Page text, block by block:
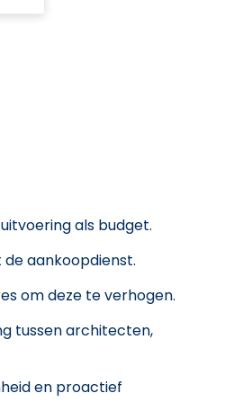
als budget.
aankoopdienst.
om deze te verhogen.
tussen architecten,
en proactief